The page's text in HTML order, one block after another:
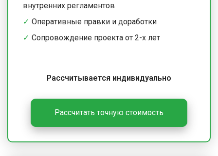
внутренних регламентов
Оперативные правки и доработки
Сопровождение проекта от 2-х лет
Рассчитывается индивидуально
Рассчитать точную стоимость